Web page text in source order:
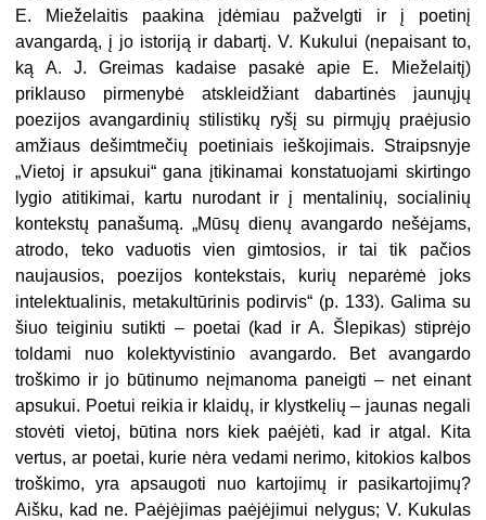
E. Mieželaitis paakina įdėmiau pažvelgti ir į poetinį
avangardą, į jo istoriją ir dabartį. V. Kukului (nepaisant to,
ką A. J. Greimas kadaise pasakė apie E. Mieželaitį)
priklauso pirmenybė atskleidžiant dabartinės jaunųjų
poezijos avangardinių stilistikų ryšį su pirmųjų praėjusio
amžiaus dešimtmečių poetiniais ieškojimais. Straipsnyje
„Vietoj ir apsukui“ gana įtikinamai konstatuojami skirtingo
lygio atitikimai, kartu nurodant ir į mentalinių, socialinių
kontekstų panašumą. „Mūsų dienų avangardo nešėjams,
atrodo, teko vaduotis vien gimtosios, ir tai tik pačios
naujausios, poezijos kontekstais, kurių neparėmė joks
intelektualinis, metakultūrinis podirvis“ (p. 133). Galima su
šiuo teiginiu sutikti – poetai (kad ir A. Šlepikas) stiprėjo
toldami nuo kolektyvistinio avangardo. Bet avangardo
troškimo ir jo būtinumo neįmanoma paneigti – net einant
apsukui. Poetui reikia ir klaidų, ir klystkelių – jaunas negali
stovėti vietoj, būtina nors kiek paėjėti, kad ir atgal. Kita
vertus, ar poetai, kurie nėra vedami nerimo, kitokios kalbos
troškimo, yra apsaugoti nuo kartojimų ir pasikartojimų?
Aišku, kad ne. Paėjėjimas paėjėjimui nelygus; V. Kukulas